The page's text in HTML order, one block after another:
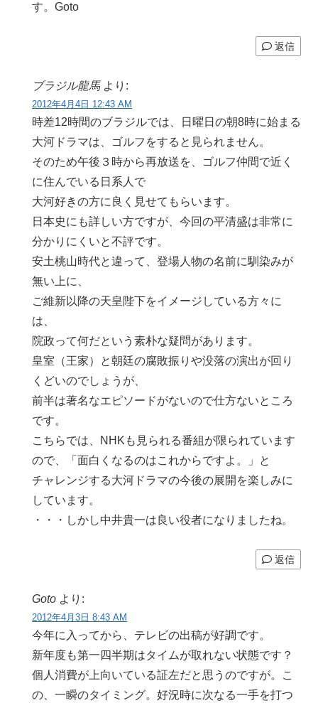
す。Goto
返信
ブラジル龍馬 より:
2012年4月4日 12:43 AM
時差12時間のブラジルでは、日曜日の朝8時に始まる
大河ドラマは、ゴルフをすると見られません。
そのため午後３時から再放送を、ゴルフ仲間で近く
に住んでいる日系人で
大河好きの方に良く見せてもらいます。
日本史にも詳しい方ですが、今回の平清盛は非常に
分かりにくいと不評です。
安土桃山時代と違って、登場人物の名前に馴染みが
無い上に、
ご維新以降の天皇陛下をイメージしている方々に
は、
院政って何だという素朴な疑問があります。
皇室（王家）と朝廷の腐敗振りや没落の演出が回り
くどいのでしょうが、
前半は著名なエピソードがないので仕方ないところ
です。
こちらでは、NHKも見られる番組が限られています
ので、「面白くなるのはこれからですよ。」と
チャレンジする大河ドラマの今後の展開を楽しみに
しています。
・・・しかし中井貴一は良い役者になりましたね。
返信
Goto より:
2012年4月3日 8:43 AM
今年に入ってから、テレビの出稿が好調です。
新年度も第一四半期はタイムが取れない状態です？
個人消費が上向いている証左だと思うのですが。こ
の、一瞬のタイミング。好況時に次なる一手を打つ